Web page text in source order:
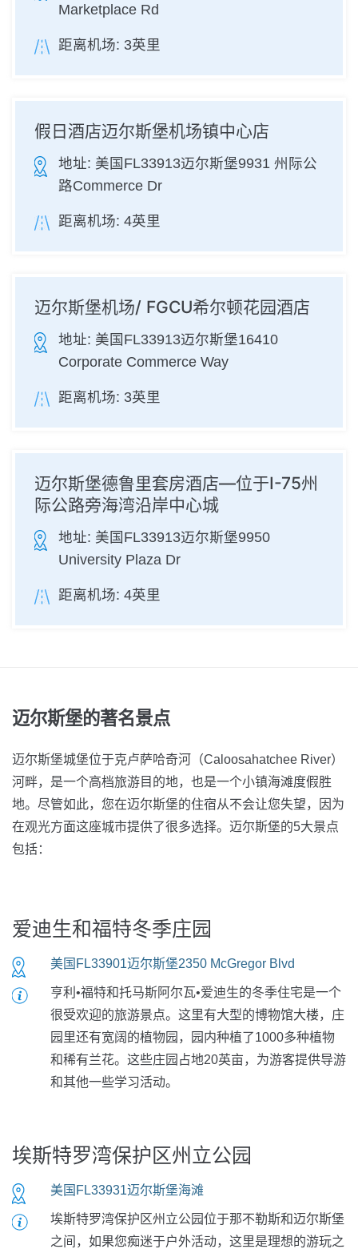
Marketplace Rd
距离机场: 3英里
假日酒店迈尔斯堡机场镇中心店
地址: 美国FL33913迈尔斯堡9931 州际公
路Commerce Dr
距离机场: 4英里
迈尔斯堡机场/ FGCU希尔顿花园酒店
地址: 美国FL33913迈尔斯堡16410
Corporate Commerce Way
距离机场: 3英里
迈尔斯堡德鲁里套房酒店—位于I-75州
际公路旁海湾沿岸中心城
地址: 美国FL33913迈尔斯堡9950
University Plaza Dr
距离机场: 4英里
迈尔斯堡的著名景点
迈尔斯堡城堡位于克卢萨哈奇河（Caloosahatchee River）
河畔，是一个高档旅游目的地，也是一个小镇海滩度假胜
地。尽管如此，您在迈尔斯堡的住宿从不会让您失望，因为
在观光方面这座城市提供了很多选择。迈尔斯堡的5大景点
包括：
爱迪生和福特冬季庄园
美国FL33901迈尔斯堡2350 McGregor Blvd
亨利•福特和托马斯阿尔瓦•爱迪生的冬季住宅是一个
很受欢迎的旅游景点。这里有大型的博物馆大楼，庄
园里还有宽阔的植物园，园内种植了1000多种植物
和稀有兰花。这些庄园占地20英亩，为游客提供导游
和其他一些学习活动。
埃斯特罗湾保护区州立公园
美国FL33931迈尔斯堡海滩
埃斯特罗湾保护区州立公园位于那不勒斯和迈尔斯堡
之间，如果您痴迷于户外活动，这里是理想的游玩之